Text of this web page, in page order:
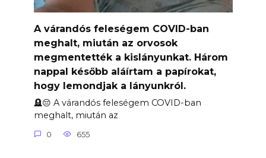
A várandós feleségem COVID-ban
meghalt, miután az orvosok
megmentették a kislányunkat. Három
nappal később aláírtam a papírokat,
hogy lemondjak a lányunkról.
🪦😔 A várandós feleségem COVID-ban
meghalt, miután az
0 655